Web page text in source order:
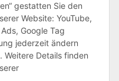
Uhr
gestatten Sie den
Website: YouTube,
Google Tag
jederzeit ändern
Details finden